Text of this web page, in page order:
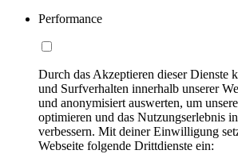
Performance
Durch das Akzeptieren dieser Dienste
und Surfverhalten innerhalb unserer
und anonymisiert auswerten, um
optimieren und das Nutzungserlebnis
verbessern. Mit deiner Einwilligung
Webseite folgende Drittdienste ein: